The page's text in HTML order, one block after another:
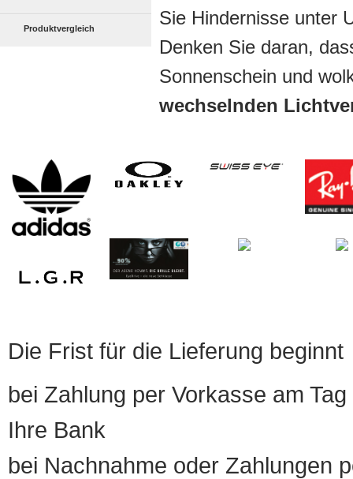
Sie Hindernisse unter
Denken Sie daran,
Sonnenschein und
wechselnden
Produktvergleich
Die Frist für die Lieferung beginnt
bei Zahlung per Vorkasse am
Ihre Bank
bei Nachnahme oder Zahlungen